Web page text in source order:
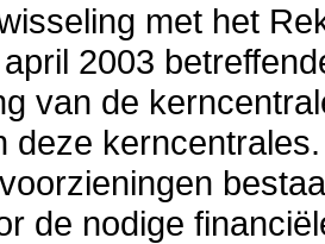
met het
2003
van de
deze
de nodige